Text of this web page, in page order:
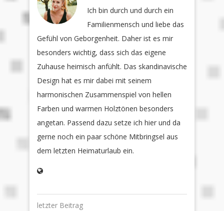
Ich bin durch und durch ein
Familienmensch und liebe das
Gefühl von Geborgenheit. Daher ist es mir
besonders wichtig, dass sich das eigene
Zuhause heimisch anfühlt. Das skandinavische
Design hat es mir dabei mit seinem
harmonischen Zusammenspiel von hellen
Farben und warmen Holztönen besonders
angetan. Passend dazu setze ich hier und da
gerne noch ein paar schöne Mitbringsel aus
dem letzten Heimaturlaub ein.
letzter Beitrag